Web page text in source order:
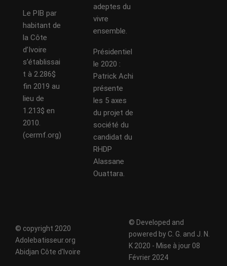
Le PIB par
habitant de
la Côte
d’Ivoire
s’établissai
t à 2.286$
fin 2019 au
lieu de
1.213$ en
2010.
(cermf.org)
adeptes du
vivre
ensemble.
Présidentiel
le 2020 :
Patrick Achi
présente
les 5 axes
du projet de
société du
candidat du
RHDP
Alassane
Ouattara.
© copyright 2020
Adolebatisseur.org
Abidjan Côte d'Ivoire
© Developed and
powered by C. G. and J. N.
K 2020 - Mise à jour 08
Février 2024